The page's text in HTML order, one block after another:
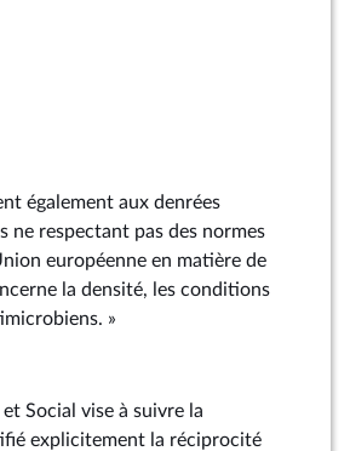
également aux denrées
ne respectant pas des normes
européenne en matière de
la densité, les conditions
»
Social vise à suivre la
explicitement la réciprocité